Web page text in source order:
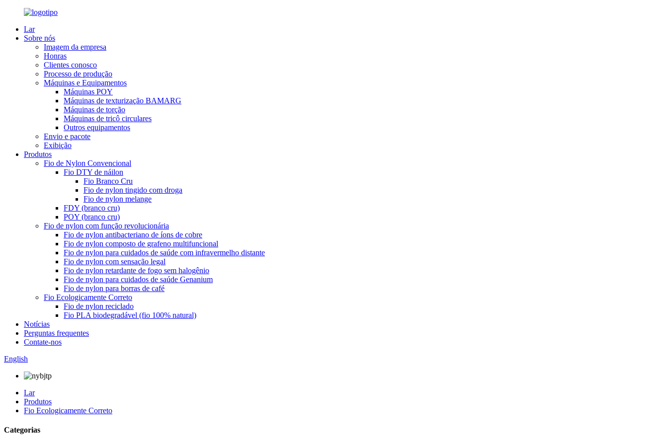
Lar
Sobre nós
Imagem da empresa
Honras
Clientes conosco
Processo de produção
Máquinas e Equipamentos
Máquinas POY
Máquinas de texturização BAMARG
Máquinas de torção
Máquinas de tricô circulares
Outros equipamentos
Envio e pacote
Exibição
Produtos
Fio de Nylon Convencional
Fio DTY de náilon
Fio Branco Cru
Fio de nylon tingido com droga
Fio de nylon melange
FDY (branco cru)
POY (branco cru)
Fio de nylon com função revolucionária
Fio de nylon antibacteriano de íons de cobre
Fio de nylon composto de grafeno multifuncional
Fio de nylon para cuidados de saúde com infravermelho distante
Fio de nylon com sensação legal
Fio de nylon retardante de fogo sem halogênio
Fio de nylon para cuidados de saúde Genanium
Fio de nylon para borras de café
Fio Ecologicamente Correto
Fio de nylon reciclado
Fio PLA biodegradável (fio 100% natural)
Notícias
Perguntas frequentes
Contate-nos
English
Lar
Produtos
Fio Ecologicamente Correto
Categorias